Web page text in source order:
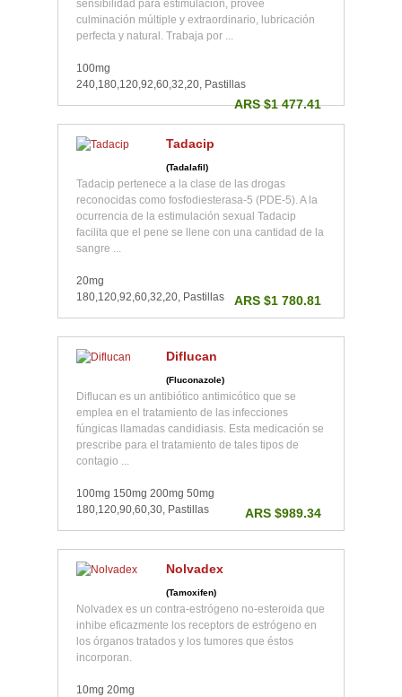
sensibilidad para estimulación, provee
culminación múltiple y extraordinario, lubricación
perfecta y natural. Trabaja por ...
100mg
240,180,120,92,60,32,20, Pastillas
ARS $1 477.41
Tadacip
(Tadalafil)
Tadacip pertenece a la clase de las drogas
reconocidas como fosfodiesterasa-5 (PDE-5). A la
ocurrencia de la estimulación sexual Tadacip
facilita que el pene se llene con una cantidad de la
sangre ...
20mg
180,120,92,60,32,20, Pastillas
ARS $1 780.81
Diflucan
(Fluconazole)
Diflucan es un antibiótico antimicótico que se
emplea en el tratamiento de las infecciones
fúngicas llamadas candidiasis. Esta medicación se
prescribe para el tratamiento de tales tipos de
contagio ...
100mg 150mg 200mg 50mg
180,120,90,60,30, Pastillas
ARS $989.34
Nolvadex
(Tamoxifen)
Nolvadex es un contra-estrógeno no-esteroida que
inhibe eficazmente los receptors de estrógeno en
los órganos tratados y los tumores que éstos
incorporan.
10mg 20mg